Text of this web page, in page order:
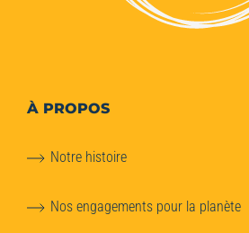
À PROPOS
Notre histoire
Nos engagements pour la planète